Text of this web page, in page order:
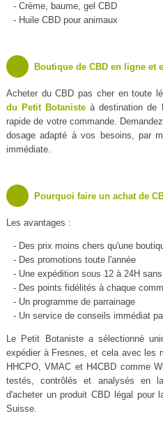
- Crème, baume, gel CBD
- Huile CBD pour animaux
Boutique de CBD en ligne et
Acheter du CBD pas cher en toute
du Petit Botaniste à destination de
rapide de votre commande.
dosage adapté à vos besoins, par
immédiate.
Pourquoi faire un achat de
Les avantages :
- Des prix moins chers qu'une
- Des promotions toute l'année
- Une expédition sous 12 à 24H
- Des points fidélités à chaque
- Un programme de parrainage
- Un service de conseils immédiat
Le Petit Botaniste a sélectionné
expédier à Fresnes, et cela avec les
HHCPO, VMAC et H4CBD comme
testés, contrôlés et analysés en
d'acheter un produit CBD légal pour
Suisse.